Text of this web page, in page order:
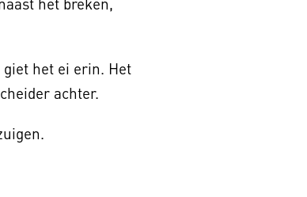
het ei erin. Het
achter.